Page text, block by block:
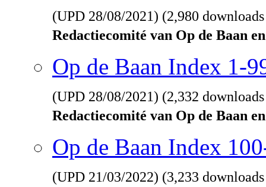
(UPD 28/08/2021) (2,980
Redactiecomité van Op de Baan
Op de Baan Index 1-
(UPD 28/08/2021) (2,332
Redactiecomité van Op de Baan
Op de Baan Index
(UPD 21/03/2022) (3,233